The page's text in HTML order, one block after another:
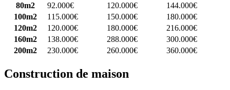
80m2
92.000€ 120.000€
144.000€
100m2
115.000€ 150.000€
180.000€
120m2
120.000€ 180.000€
216.000€
160m2
138.000€ 288.000€
300.000€
200m2
230.000€ 260.000€ 360.000€
Construction de maison